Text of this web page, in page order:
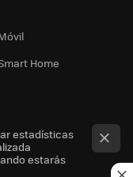
Home
estadísticas
estarás